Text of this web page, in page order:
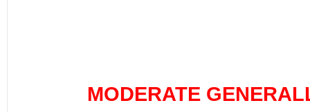
MODERATE